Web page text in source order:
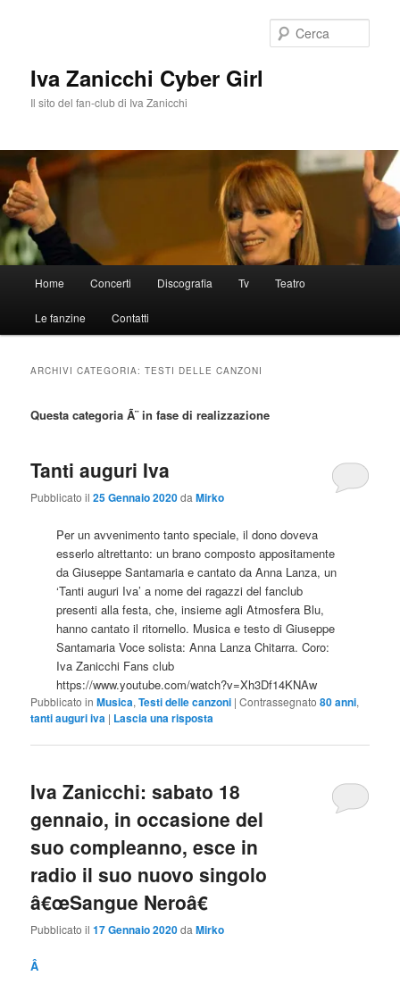
Iva Zanicchi Cyber Girl
Il sito del fan-club di Iva Zanicchi
principale
Home Concerti Discografia Tv Teatro
Le fanzine Contatti
ARCHIVI CATEGORIA:TESTI DELLE CANZONI
Questa categoria Ã¨ in fase di realizzazione
Tanti auguri Iva
Pubblicato il25 Gennaio 2020daMirko
Per un avvenimento tanto speciale, il dono doveva
esserlo altrettanto: un brano composto appositamente
da Giuseppe Santamaria e cantato da Anna Lanza, un
‘Tanti auguri Iva’ a nome dei ragazzi del fanclub
presenti alla festa, che, insieme agli Atmosfera Blu,
hanno cantato il ritornello. Musica e testo di Giuseppe
Santamaria Voce solista: Anna Lanza Chitarra. Coro:
Iva Zanicchi Fans club
https://www.youtube.com/watch?v=Xh3Df14KNAw
Pubblicato in Musica,Testi delle canzoni |Contrassegnato 80 anni,
tanti auguri iva | Lascia una risposta
Iva Zanicchi: sabato 18
gennaio, in occasione del
suo compleanno, esce in
radio il suo nuovo singolo
â€œSangue Neroâ€
Pubblicato il17 Gennaio 2020daMirko
Â